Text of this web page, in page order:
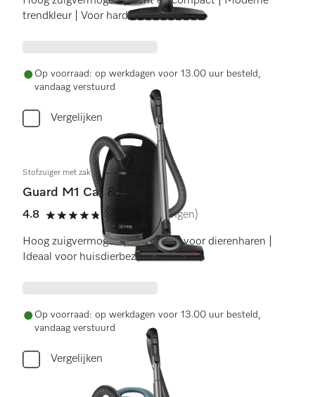
trendkleur | Voor harde vloeren
Op voorraad: op werkdagen voor 13.00 uur besteld,
vandaag verstuurd
Vergelijken
Stofzuiger met zak
Guard M1 Cat & Dog
4.8
4.8 sterren op 5
(19 beoordelingen)
Hoog zuigvermogen | Opzetstuk voor dierenharen |
Ideaal voor huisdierbezitters
Op voorraad: op werkdagen voor 13.00 uur besteld,
vandaag verstuurd
Vergelijken